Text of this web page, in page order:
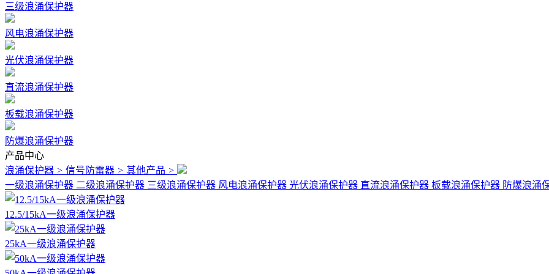
三级浪涌保护器
风电浪涌保护器
光伏浪涌保护器
直流浪涌保护器
板载浪涌保护器
防爆浪涌保护器
产品中心
浪涌保护器 > 信号防雷器 > 其他产品 >
一级浪涌保护器 二级浪涌保护器 三级浪涌保护器 风电浪涌保护器 光伏浪涌保护器 直流浪涌保护器 板载浪涌保护器 防爆浪涌
12.5/15kA一级浪涌保护器
25kA一级浪涌保护器